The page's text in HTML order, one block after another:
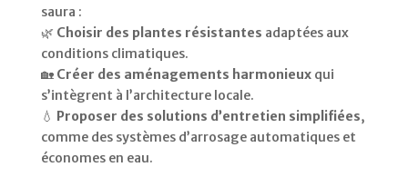
saura :
🌿 Choisir des plantes résistantes adaptées aux
conditions climatiques.
🏡 Créer des aménagements harmonieuxqui
s’intègrent à l’architecture locale.
💧 Proposer des solutions d’entretien simplifiées,
comme des systèmes d’arrosage automatiques et
économes en eau.